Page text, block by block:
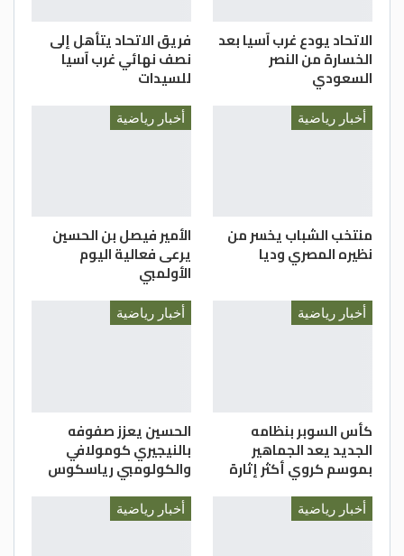
الاتحاد يودع غرب آسيا بعد
الخسارة من النصر
السعودي
فريق الاتحاد يتأهل إلى
نصف نهائي غرب آسيا
للسيدات
أخبار رياضية
منتخب الشباب يخسر من
نظيره المصري وديا
أخبار رياضية
الأمير فيصل بن الحسين
يرعى فعالية اليوم
الأولمبي
أخبار رياضية
كأس السوبر بنظامه
الجديد يعد الجماهير
بموسم كروي أكثر إثارة
أخبار رياضية
الحسين يعزز صفوفه
بالنيجيري كومولافي
والكولومبي رياسكوس
أخبار رياضية أخبار رياضية